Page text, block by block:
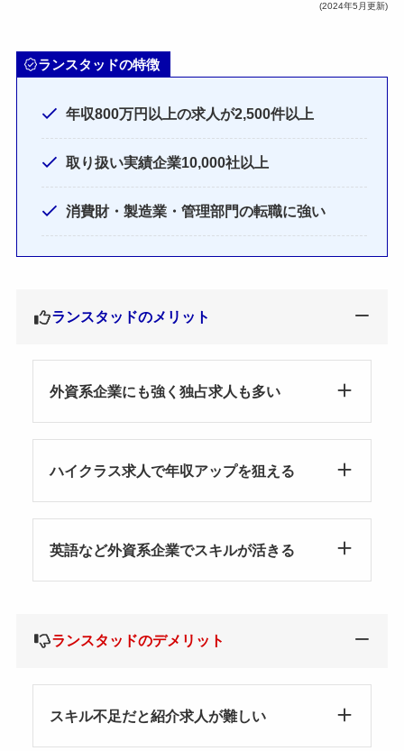
(2024年5月更新)
ランスタッドの特徴
年収800万円以上の求人が2,500件以上
取り扱い実績企業10,000社以上
消費財・製造業・管理部門の転職に強い
ランスタッドのメリット
外資系企業にも強く独占求人も多い
ハイクラス求人で年収アップを狙える
英語など外資系企業でスキルが活きる
ランスタッドのデメリット
スキル不足だと紹介求人が難しい